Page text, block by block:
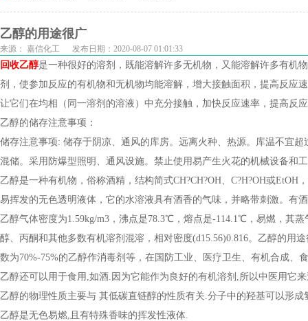
乙醇的用途很广
来源： 嘉信化工 发布日期：2020-08-07 01:01:33
回收乙醇是一种很好的溶剂，既能溶解许多无机物，又能溶解许多有机
剂，使参加反应的有机物和无机物均能溶解，增大接触面积，提高反应
让它们在均相（同一溶剂的溶液）中充分接触，加快反应速率，提高反
乙醇的储存注意事项：
储存注意事项: 储存于阴凉、通风的库房。远离火种、热源。库温不宜
混储。采用防爆型照明、通风设施。禁止使用易产生火花的机械设备和
乙醇是一种有机物，俗称酒精，结构简式CH?CH?OH、C?H?OH或
易挥发的无色透明液体，它的水溶液具有酒香的气味，并略带刺激。有
乙醇气体密度为1.59kg/m3，沸点是78.3℃，熔点是-114.1℃，易燃，其
醇、丙酮和其他多数有机溶剂混溶，相对密度(d15.56)0.816。乙醇的用
数为70%-75%的乙醇作消毒剂等，在国防工业、医疗卫生、有机合成
乙醇还可以用于食用,如酒.因为它能作为良好的有机溶剂,所以中医用它
乙醇的物理性质主要与 其低碳直链醇的性质有关.分子中的羟基可以形
乙醇是无色易燃,且有特殊香味的挥发性液体.